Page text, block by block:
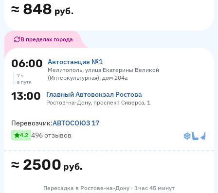
≈ 848 руб.
В пределах города
06:00 Автостанция №1
Мелитополь, улица Екатерины Великой
(Интеркультурная), дом 204а
7 ч
в пути
13:00 Главный Автовокзал Ростова
Ростов-на-Дону, проспект Сиверса, 1
≈ 2500 руб.
Перевозчик:АВТОСОЮЗ 17
4.2 496 отзывов
Пересадка в Ростове-на-Дону · 1 час 45 минут